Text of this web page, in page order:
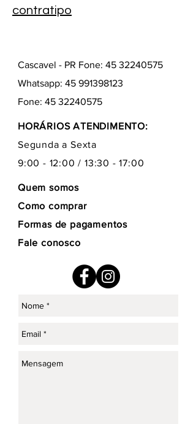
contratipo
Cascavel - PR Fone: 45 32240575
Whatsapp: 45 991398123
Fone: 45 32240575
HORÁRIOS ATENDIMENTO:
Segunda a Sexta
9:00 - 12:00 / 13:30 - 17:00
Quem somos
Como comprar
Formas de pagamentos
Fale conosco